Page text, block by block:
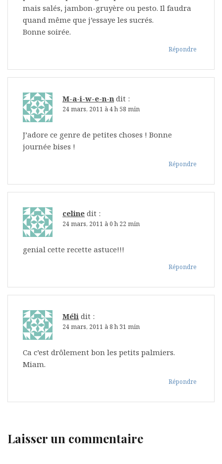
mais salés, jambon-gruyère ou pesto. Il faudra
quand même que j’essaye les sucrés.
Bonne soirée.
Répondre
M-a-i-w-e-n-n dit :
24 mars, 2011 à 4 h 58 min
J’adore ce genre de petites choses ! Bonne
journée bises !
Répondre
celine dit :
24 mars, 2011 à 0 h 22 min
genial cette recette astuce!!!
Répondre
Méli dit :
24 mars, 2011 à 8 h 31 min
Ca c’est drôlement bon les petits palmiers.
Miam.
Répondre
Laisser un commentaire